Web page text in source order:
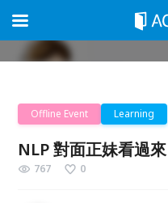
Offline Event Learning
NLP 對面正妹看過來
767 0